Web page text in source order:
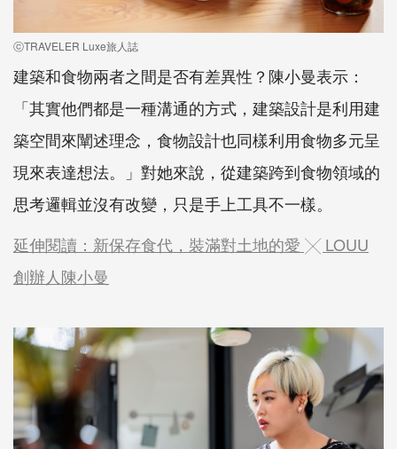
ⓒTRAVELER Luxe旅人誌
建築和食物兩者之間是否有差異性？陳小曼表示：
「其實他們都是一種溝通的方式，建築設計是利用建
築空間來闡述理念，食物設計也同樣利用食物多元呈
現來表達想法。」對她來說，從建築跨到食物領域的
思考邏輯並沒有改變，只是手上工具不一樣。
延伸閱讀：新保存食代，裝滿對土地的愛 ╳ LOUU
創辦人陳小曼